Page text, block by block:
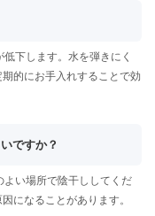
下します。水を弾きにく
的にお手入れすることで効
ですか？
い場所で陰干ししてくだ
になることがあります。